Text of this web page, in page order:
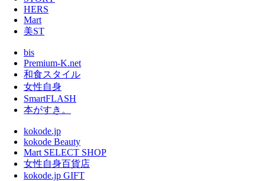
HERS
Mart
美ST
bis
Premium-K.net
和食スタイル
女性自身
SmartFLASH
本がすき。
kokode.jp
kokode Beauty
Mart SELECT SHOP
女性自身百貨店
kokode.jp GIFT